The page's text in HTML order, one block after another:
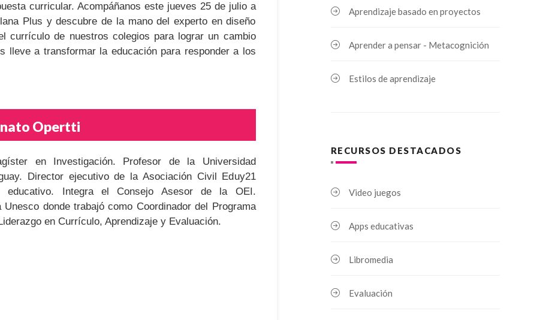
curricular. Acompáñanos este jueves 25 de julio a
Plus y descubre de la mano del experto en diseño
currículo de nuestros colegios para lograr un cambio
lleve a transformar la educación para responder a los
Opertti
en Investigación. Profesor de la Universidad
Director ejecutivo de la Asociación Civil Eduy21
educativo. Integra el Consejo Asesor de la OEI.
Unesco donde trabajó como Coordinador del Programa
en Currículo, Aprendizaje y Evaluación.
Aprendizaje basado en proyectos
Aprender a pensar - Metacognición
Estilos de aprendizaje
RECURSOS DESTACADOS
Video juegos
Apps educativas
Libromedia
Evaluación